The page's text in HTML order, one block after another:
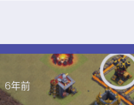
6年前